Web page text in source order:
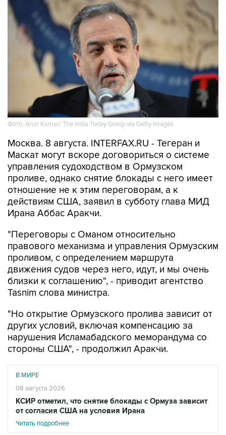
Фото: Arun Kumar/ The India Today Group via Getty Images
Москва. 8 августа. INTERFAX.RU - Тегеран и
Маскат могут вскоре договориться о системе
управления судоходством в Ормузском
проливе, однако снятие блокады с него имеет
отношение не к этим переговорам, а к
действиям США, заявил в субботу глава МИД
Ирана Аббас Аракчи.
"Переговоры с Оманом относительно
правового механизма и управления Ормузским
проливом, с определением маршрута
движения судов через него, идут, и мы очень
близки к соглашению", - приводит агентство
Tasnim слова министра.
"Но открытие Ормузского пролива зависит от
других условий, включая компенсацию за
нарушения Исламабадского меморандума со
стороны США", - продолжил Аракчи.
В МИРЕ
08 августа 2026
КСИР отметил, что снятие блокады с Ормуза зависит
от согласия США на условия Ирана
Читать подробнее